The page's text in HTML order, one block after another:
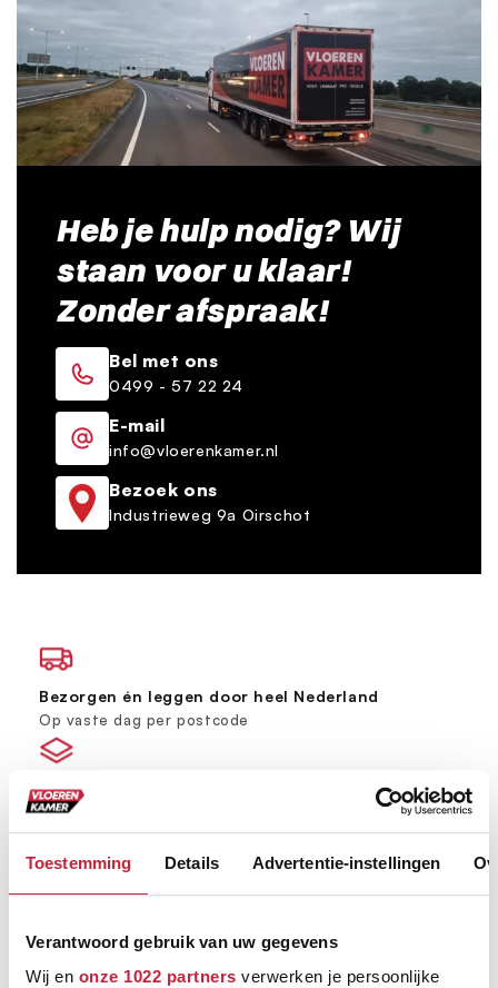
Toestemming Details Advertentie-instellingen
Verantwoord gebruik van uw gegevens
Wij en onze 1022 partners verwerken je persoonlijke
Heb je hulp nodig? Wij
staan voor u klaar!
Zonder afspraak!
Bel met ons
0499 - 57 22 24
E-mail
info@vloerenkamer.nl
Bezoek ons
Industrieweg 9a Oirschot
Bezorgen én leggen door heel Nederland
Op vaste dag per postcode
Grootste vloerenspeciaalzaak van Brabant
Ruim 600 m² showroom